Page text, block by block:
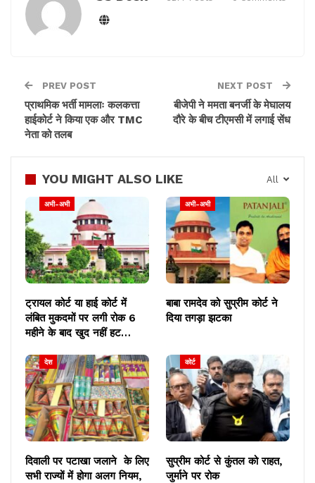
PREV POST
प्राथमिक भर्ती मामलाः कलकत्ता
हाईकोर्ट ने किया एक और TMC
नेता को तलब
NEXT POST
बीजेपी ने ममता बनर्जी के मेघालय
दौरे के बीच टीएमसी में लगाई सेंध
All
YOU MIGHT ALSO LIKE
अभी-अभी
ट्रायल कोर्ट या हाई कोर्ट में
लंबित मुकदमों पर लगी रोक 6
महीने के बाद खुद नहीं हट…
अभी-अभी
बाबा रामदेव को सुप्रीम कोर्ट ने
दिया तगड़ा झटका
देश
दिवाली पर पटाखा जलाने के लिए
सभी राज्यों में होगा अलग नियम,
कोर्ट
सुप्रीम कोर्ट से कुंतल को राहत,
जुर्माने पर रोक